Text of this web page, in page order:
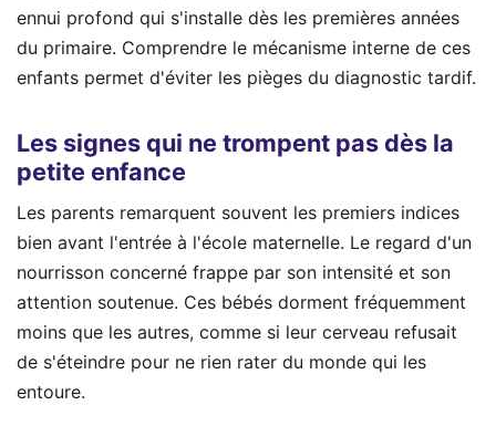
ennui profond qui s'installe dès les premières années
du primaire. Comprendre le mécanisme interne de ces
enfants permet d'éviter les pièges du diagnostic tardif.
Les signes qui ne trompent pas dès la
petite enfance
Les parents remarquent souvent les premiers indices
bien avant l'entrée à l'école maternelle. Le regard d'un
nourrisson concerné frappe par son intensité et son
attention soutenue. Ces bébés dorment fréquemment
moins que les autres, comme si leur cerveau refusait
de s'éteindre pour ne rien rater du monde qui les
entoure.